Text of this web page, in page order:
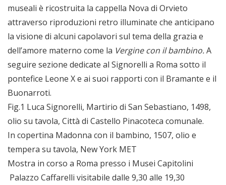
museali è ricostruita la cappella Nova di Orvieto
attraverso riproduzioni retro illuminate che anticipano
la visione di alcuni capolavori sul tema della grazia e
dell’amore materno come la Vergine con il bambino.A
seguire sezione dedicate al Signorelli a Roma sotto il
pontefice Leone X e ai suoi rapporti con il Bramante e il
Buonarroti.
Fig.1 Luca Signorelli, Martirio di San Sebastiano, 1498,
olio su tavola, Città di Castello Pinacoteca comunale.
In copertina Madonna con il bambino, 1507, olio e
tempera su tavola, New York MET
Mostra in corso a Roma presso i Musei Capitolini
Palazzo Caffarelli visitabile dalle 9,30 alle 19,30